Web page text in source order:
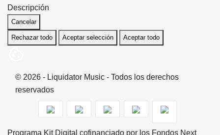
Descripción
Cancelar
Rechazar todo Aceptar selección Aceptar todo
© 2026 - Liquidator Music - Todos los derechos
reservados
Programa Kit Digital cofinanciado por los Fondos Next